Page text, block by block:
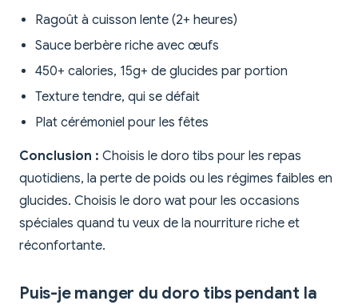
Ragoût à cuisson lente (2+ heures)
Sauce berbère riche avec œufs
450+ calories, 15g+ de glucides par portion
Texture tendre, qui se défait
Plat cérémoniel pour les fêtes
Conclusion : Choisis le doro tibs pour les repas
quotidiens, la perte de poids ou les régimes faibles en
glucides. Choisis le doro wat pour les occasions
spéciales quand tu veux de la nourriture riche et
réconfortante.
Puis-je manger du doro tibs pendant la